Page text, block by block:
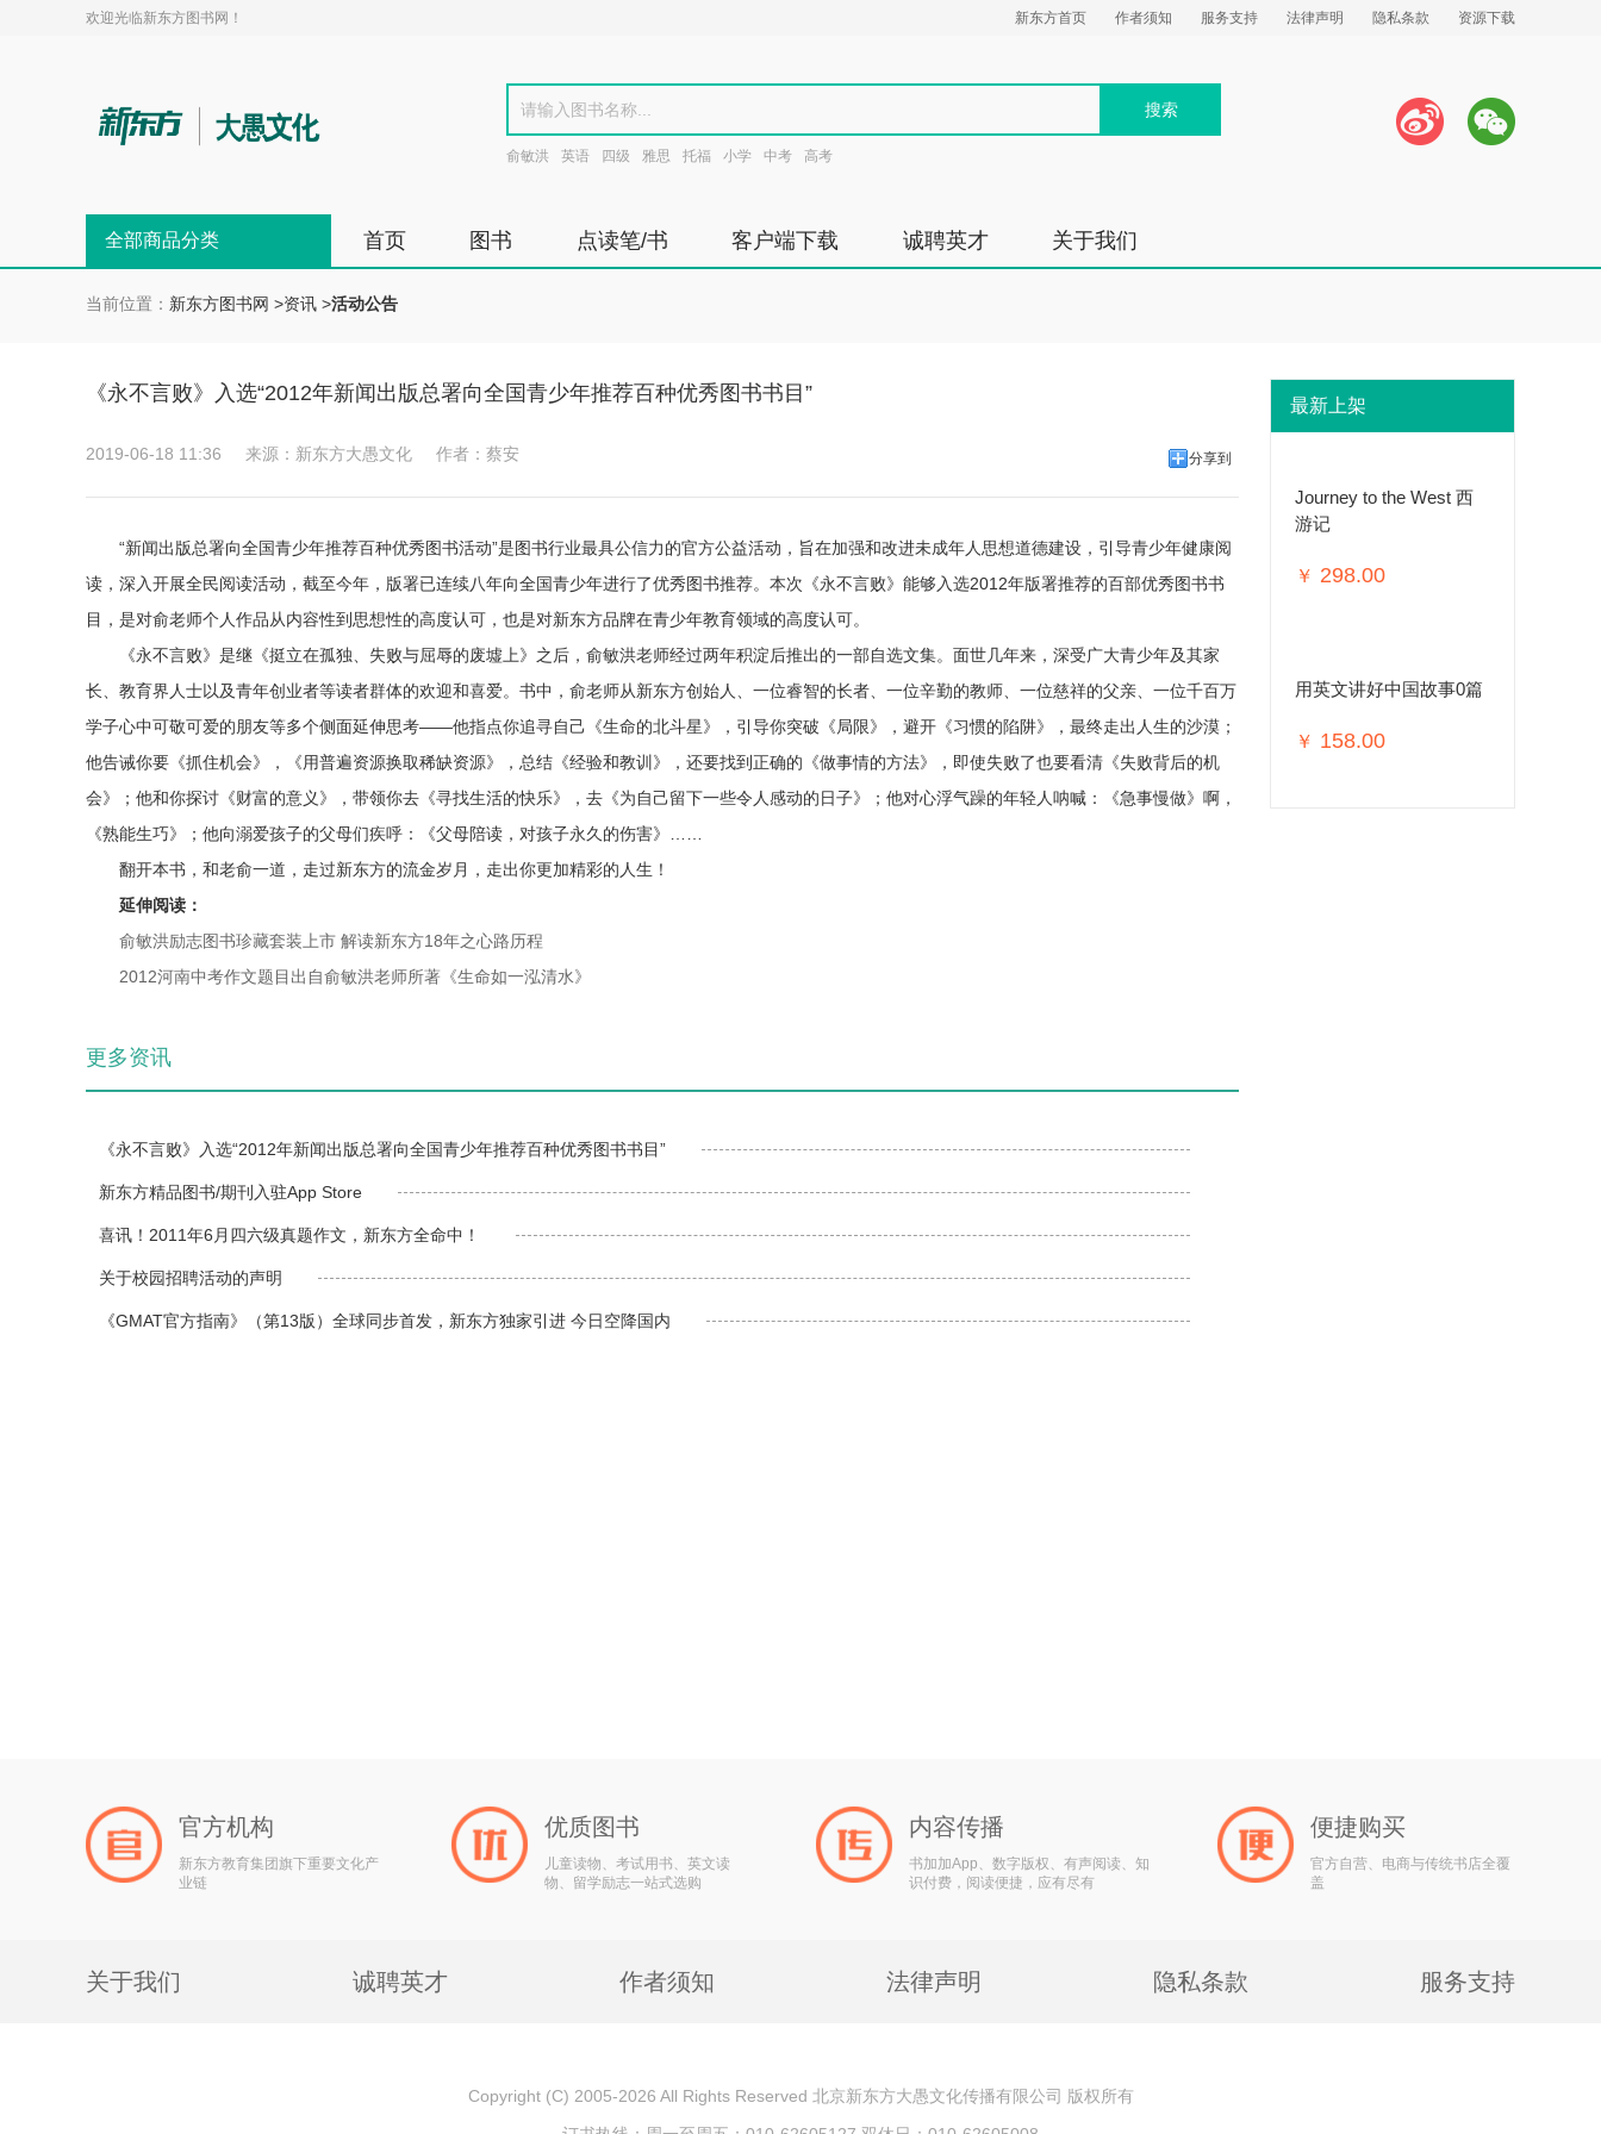
欢迎光临新东方图书网！ 新东方首页 作者须知 服务支持 法律声明 隐私条款 资源下载
俞敏洪 英语 四级 雅思 托福 小学 中考 高考
全部商品分类 首页 图书 点读笔/书 客户端下载 诚聘英才 关于我们
当前位置： 新东方图书网 >资讯 >活动公告
《永不言败》入选“2012年新闻出版总署向全国青少年推荐百种优秀图书书目”
2019-06-18 11:36 来源：新东方大愚文化 作者：蔡安 分享到
“新闻出版总署向全国青少年推荐百种优秀图书活动”是图书行业最具公信力的官方公益活动，旨在加强和改进未成年人思想道德建设，引导青少年健康阅
读，深入开展全民阅读活动，截至今年，版署已连续八年向全国青少年进行了优秀图书推荐。本次《永不言败》能够入选2012年版署推荐的百部优秀图书书
目，是对俞老师个人作品从内容性到思想性的高度认可，也是对新东方品牌在青少年教育领域的高度认可。
《永不言败》是继《挺立在孤独、失败与屈辱的废墟上》之后，俞敏洪老师经过两年积淀后推出的一部自选文集。面世几年来，深受广大青少年及其家
长、教育界人士以及青年创业者等读者群体的欢迎和喜爱。书中，俞老师从新东方创始人、一位睿智的长者、一位辛勤的教师、一位慈祥的父亲、一位千百万
学子心中可敬可爱的朋友等多个侧面延伸思考——他指点你追寻自己《生命的北斗星》，引导你突破《局限》，避开《习惯的陷阱》，最终走出人生的沙漠；
他告诫你要《抓住机会》，《用普遍资源换取稀缺资源》，总结《经验和教训》，还要找到正确的《做事情的方法》，即使失败了也要看清《失败背后的机
会》；他和你探讨《财富的意义》，带领你去《寻找生活的快乐》，去《为自己留下一些令人感动的日子》；他对心浮气躁的年轻人呐喊：《急事慢做》啊，
《熟能生巧》；他向溺爱孩子的父母们疾呼：《父母陪读，对孩子永久的伤害》……
翻开本书，和老俞一道，走过新东方的流金岁月，走出你更加精彩的人生！
延伸阅读：
俞敏洪励志图书珍藏套装上市 解读新东方18年之心路历程
2012河南中考作文题目出自俞敏洪老师所著《生命如一泓清水》
更多资讯
《永不言败》入选“2012年新闻出版总署向全国青少年推荐百种优秀图书书目”
新东方精品图书/期刊入驻App Store
喜讯！2011年6月四六级真题作文，新东方全命中！
关于校园招聘活动的声明
《GMAT官方指南》（第13版）全球同步首发，新东方独家引进 今日空降国内
最新上架
Journey to the West 西
游记
￥ 298.00
用英文讲好中国故事0篇
￥ 158.00
官方机构
新东方教育集团旗下重要文化产
业链
优质图书
儿童读物、考试用书、英文读
物、留学励志一站式选购
内容传播
书加加App、数字版权、有声阅读、知
识付费，阅读便捷，应有尽有
便捷购买
官方自营、电商与传统书店全覆
盖
关于我们 诚聘英才 作者须知 法律声明 隐私条款 服务支持
Copyright (C) 2005-2026 All Rights Reserved 北京新东方大愚文化传播有限公司 版权所有